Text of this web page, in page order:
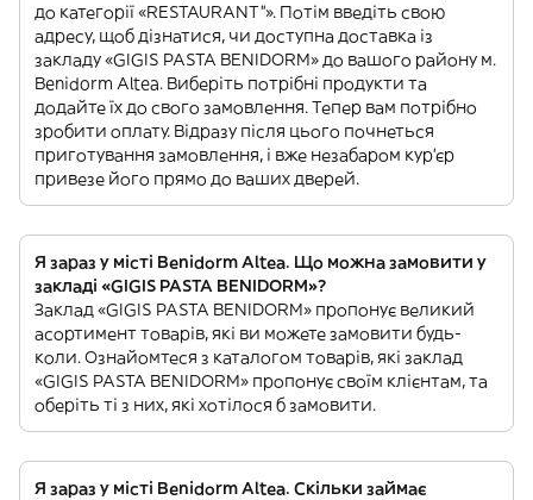
до категорії «RESTAURANT”». Потім введіть свою
адресу, щоб дізнатися, чи доступна доставка із
закладу «GIGIS PASTA BENIDORM» до вашого району м.
Benidorm Altea. Виберіть потрібні продукти та
додайте їх до свого замовлення. Тепер вам потрібно
зробити оплату. Відразу після цього почнеться
приготування замовлення, і вже незабаром кур'єр
привезе його прямо до ваших дверей.
Я зараз у місті Benidorm Altea. Що можна замовити у
закладі «GIGIS PASTA BENIDORM»?
Заклад «GIGIS PASTA BENIDORM» пропонує великий
асортимент товарів, які ви можете замовити будь-
коли. Ознайомтеся з каталогом товарів, які заклад
«GIGIS PASTA BENIDORM» пропонує своїм клієнтам, та
оберіть ті з них, які хотілося б замовити.
Я зараз у місті Benidorm Altea. Скільки займає